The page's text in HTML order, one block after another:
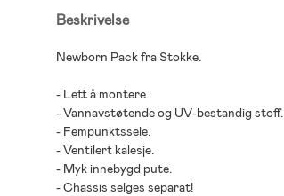
Beskrivelse
Newborn Pack fra Stokke.
- Lett å montere.
- Vannavstøtende og UV-bestandig stoff.
- Fempunktssele.
- Ventilert kalesje.
- Myk innebygd pute.
- Chassis selges separat!